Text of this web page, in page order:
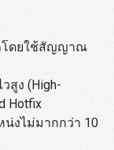
โดยใช้สัญญาณ
สูง (High-
Hotfix
งไม่มากกว่า 10